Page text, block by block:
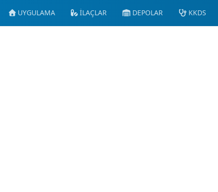
UYGULAMA İLAÇLAR DEPOLAR KKDS